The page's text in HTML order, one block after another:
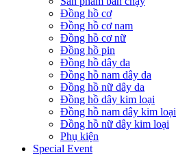
Đồng hồ cơ
Đồng hồ cơ nam
Đồng hồ cơ nữ
Đồng hồ pin
Đồng hồ dây da
Đồng hồ nam dây da
Đồng hồ nữ dây da
Đồng hồ dây kim loại
Đồng hồ nam dây kim loại
Đồng hồ nữ dây kim loại
Phụ kiện
Special Event